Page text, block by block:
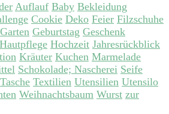
Auflauf Baby Bekleidung
Cookie Deko Feier Filzschuhe
Garten Geburtstag Geschenk
Hautpflege Hochzeit Jahresrückblick
Kräuter Kuchen Marmelade
Schokolade; Nascherei Seife
Tasche Textilien Utensilien Utensilo
Weihnachtsbaum Wurst zur